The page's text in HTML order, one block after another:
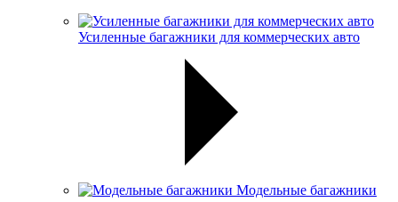
Усиленные багажники для коммерческих авто
Модельные багажники